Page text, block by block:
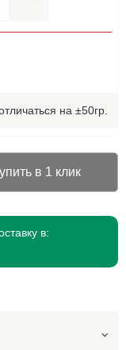
на ±50гр.
в 1 клик
в: